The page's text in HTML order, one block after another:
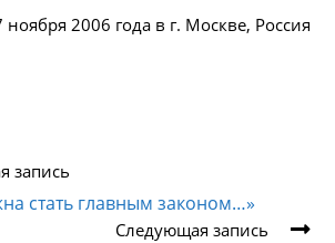
ноября 2006 года в г. Москве, Россия
запись
стать главным законом…»
Следующая запись